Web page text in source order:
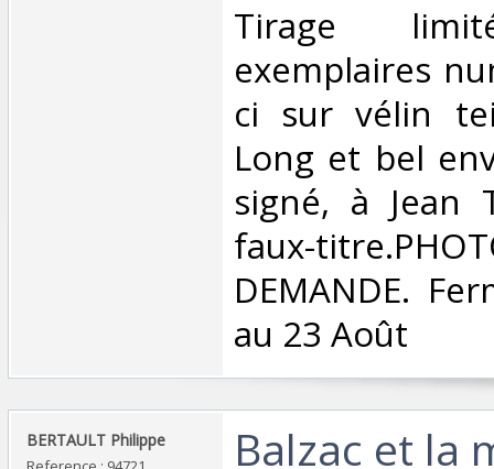
‎Tirage
exemplaires
ci sur vélin
Long et bel
signé, à Jean
faux-
DEMANDE.
au 23 Août‎
‎BERTAULT Philippe‎
‎Balzac et la